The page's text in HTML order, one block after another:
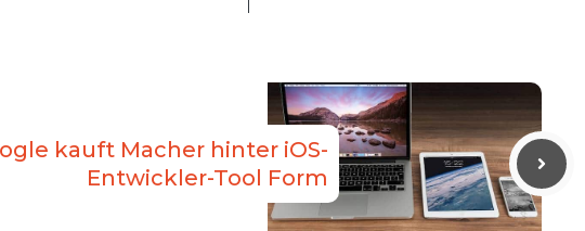
kauft Macher hinter iOS-
Entwickler-Tool Form